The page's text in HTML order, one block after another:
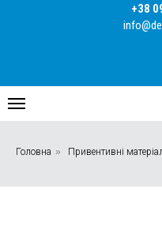
+38
Головна » Привентивні